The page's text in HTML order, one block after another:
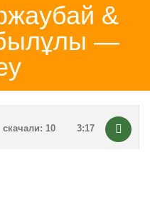
&
—
3:17
скачали: 10